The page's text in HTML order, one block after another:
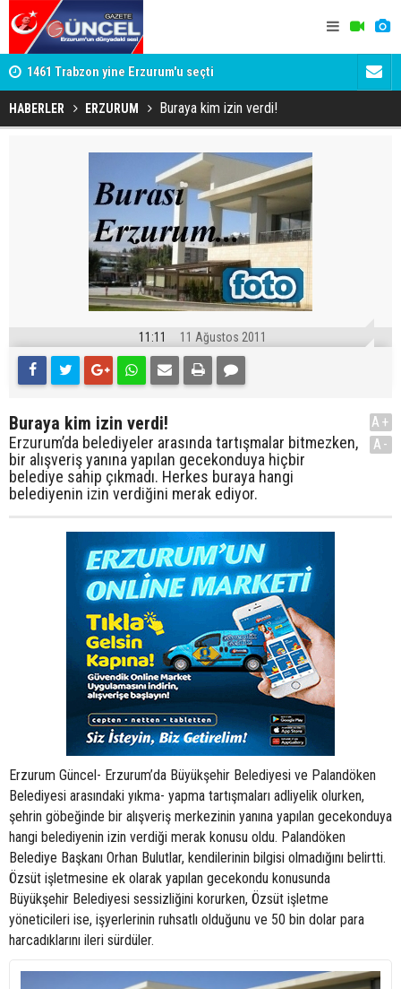
1461 Trabzon yine Erzurum'u seçti Gülistan
HABERLER ERZURUM Buraya kim izin verdi!
11:11 11 Ağustos 2011
Buraya kim izin verdi!
Erzurum’da belediyeler arasında tartışmalar bitmezken,
bir alışveriş yanına yapılan gecekonduya hiçbir
belediye sahip çıkmadı. Herkes buraya hangi
belediyenin izin verdiğini merak ediyor.
A+
A-
Erzurum Güncel- Erzurum’da Büyükşehir Belediyesi ve Palandöken
Belediyesi arasındaki yıkma- yapma tartışmaları adliyelik olurken,
şehrin göbeğinde bir alışveriş merkezinin yanına yapılan gecekonduya
hangi belediyenin izin verdiği merak konusu oldu. Palandöken
Belediye Başkanı Orhan Bulutlar, kendilerinin bilgisi olmadığını belirtti.
Özsüt işletmesine ek olarak yapılan gecekondu konusunda
Büyükşehir Belediyesi sessizliğini korurken, Özsüt işletme
yöneticileri ise, işyerlerinin ruhsatlı olduğunu ve 50 bin dolar para
harcadıklarını ileri sürdüler.